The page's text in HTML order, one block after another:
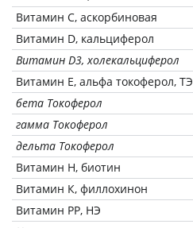
Витамин C, аскорбиновая
Витамин D, кальциферол
Витамин D3, холекальциферол
Витамин Е, альфа токоферол, ТЭ
бета Токоферол
гамма Токоферол
дельта Токоферол
Витамин Н, биотин
Витамин К, филлохинон
Витамин РР, НЭ